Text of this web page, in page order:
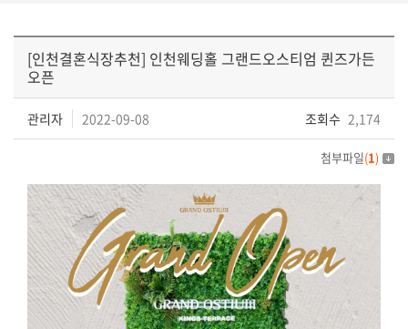
[인천결혼식장추천] 인천웨딩홀 그랜드오스티엄 퀸즈가든
오픈
관리자 2022-09-08 조회수 2,174
첨부파일(1)